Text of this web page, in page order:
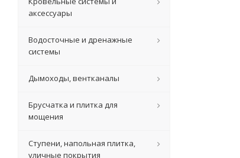
аксессуары
Водосточные и дренажные
системы
Дымоходы, вентканалы
Брусчатка и плитка для
мощения
Ступени, напольная плитка,
уличные покрытия